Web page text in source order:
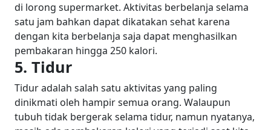
di lorong supermarket. Aktivitas berbelanja selama
satu jam bahkan dapat dikatakan sehat karena
dengan kita berbelanja saja dapat menghasilkan
pembakaran hingga 250 kalori.
5. Tidur
Tidur adalah salah satu aktivitas yang paling
dinikmati oleh hampir semua orang. Walaupun
tubuh tidak bergerak selama tidur, namun nyatanya,